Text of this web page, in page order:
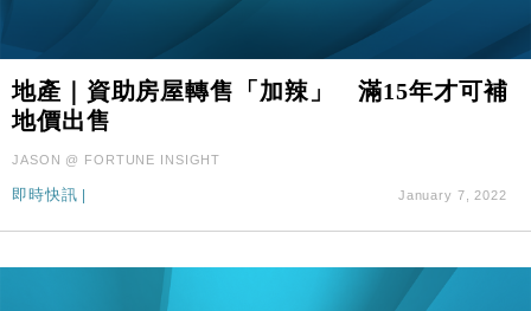
地產｜資助房屋轉售「加辣」 滿15年才可補
地價出售
JASON @ FORTUNE INSIGHT
即時快訊 January 7, 2022